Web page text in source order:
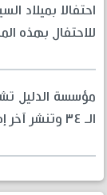
احتفالا بميلاد
للاحتفال بهذه
مؤسسة الدليل
الـ ٣٤ وتنشر آخر إصداراتها الفكرية في العاصمة الإيرانية